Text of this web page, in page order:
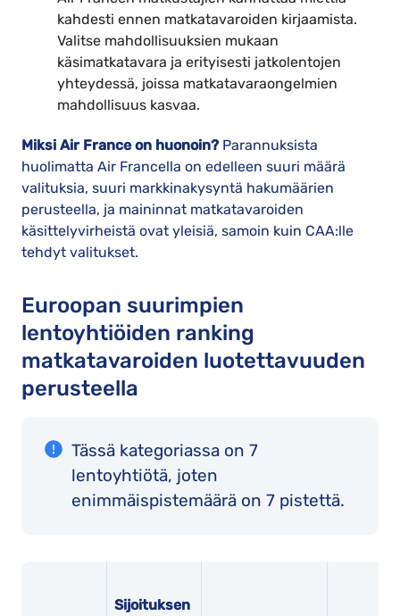
kahdesti ennen matkatavaroiden kirjaamista.
Valitse mahdollisuuksien mukaan
käsimatkatavara ja erityisesti jatkolentojen
yhteydessä, joissa matkatavaraongelmien
mahdollisuus kasvaa.
Miksi Air France on huonoin? Parannuksista
huolimatta Air Francella on edelleen suuri määrä
valituksia, suuri markkinakysyntä hakumäärien
perusteella, ja maininnat matkatavaroiden
käsittelyvirheistä ovat yleisiä, samoin kuin CAA:lle
tehdyt valitukset.
Euroopan suurimpien
lentoyhtiöiden ranking
matkatavaroiden luotettavuuden
perusteella
Tässä kategoriassa on 7
lentoyhtiötä, joten
enimmäispistemäärä on 7 pistettä.
Sijoituksen